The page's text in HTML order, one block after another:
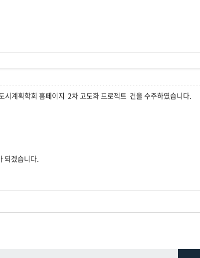
계획학회 홈페이지 2차 고도화 프로젝트 건을 수주하였습니다.
되겠습니다.